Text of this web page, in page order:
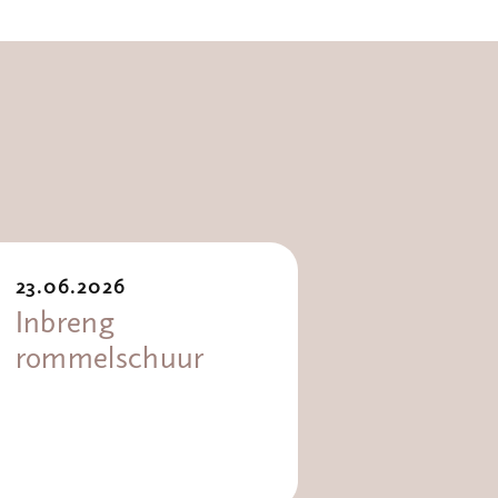
23.06.2026
Inbreng
rommelschuur